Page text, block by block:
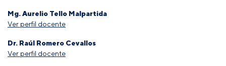
Mg. Aurelio Tello Malpartida
Ver perfil docente
Dr. Raúl Romero Cevallos
Ver perfil docente